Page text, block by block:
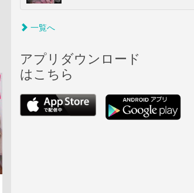
一覧へ
アプリダウンロード
はこちら